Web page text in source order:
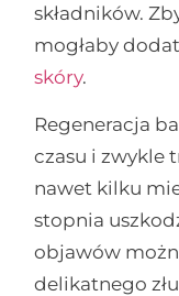
składników.
mogłaby
skóry.
Regeneracja
czasu i zwykle
nawet kilku
stopnia
objawów
delikatnego